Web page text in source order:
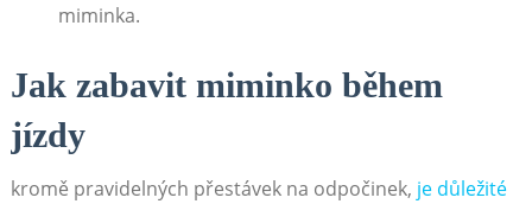
miminka.
Jak zabavit miminko během
jízdy
kromě pravidelných přestávek na odpočinek, je důležité